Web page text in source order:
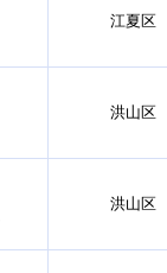
江夏区
洪山区
洪山区